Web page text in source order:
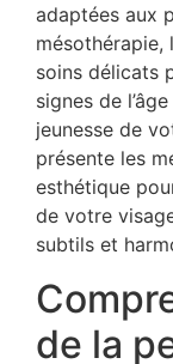
adaptées aux
mésothérapie,
soins délicats
signes de
jeunesse de
présente les
esthétique
de votre
subtils et
de la